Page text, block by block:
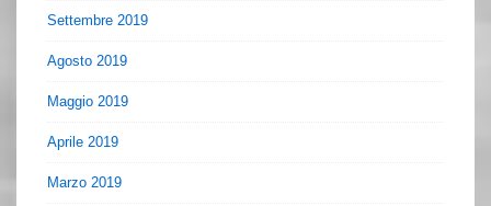
Settembre 2019
Agosto 2019
Maggio 2019
Aprile 2019
Marzo 2019